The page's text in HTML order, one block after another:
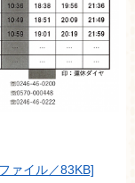
ァイル／83KB]